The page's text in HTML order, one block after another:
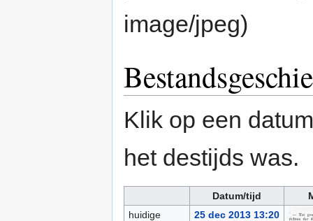
image/jpeg)
Klik op een
het destijds was.
Datum/tijd
huidige
25 dec 2013 13:20